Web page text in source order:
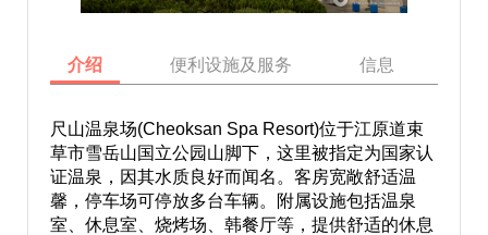
介绍 便利设施及服务 信息
尺山温泉场(Cheoksan Spa Resort)位于江原道束
草市雪岳山国立公园山脚下，这里被指定为国家认
证温泉，因其水质良好而闻名。客房宽敞舒适温
馨，停车场可停放多台车辆。附属设施包括温泉
室、休息室、烧烤场、韩餐厅等，提供舒适的休息